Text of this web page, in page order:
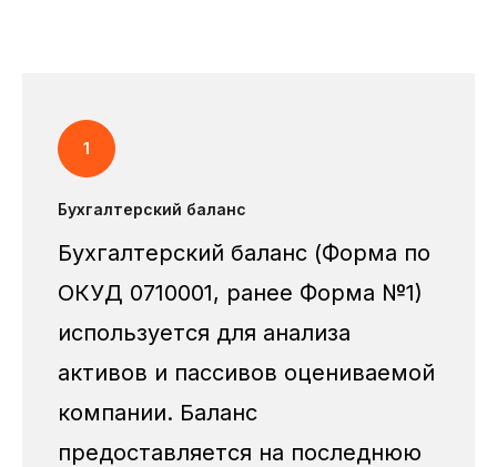
Бухгалтерский баланс
Бухгалтерский баланс (Форма по
ОКУД 0710001, ранее Форма №1)
используется для анализа
активов и пассивов оцениваемой
компании. Баланс
предоставляется на последнюю